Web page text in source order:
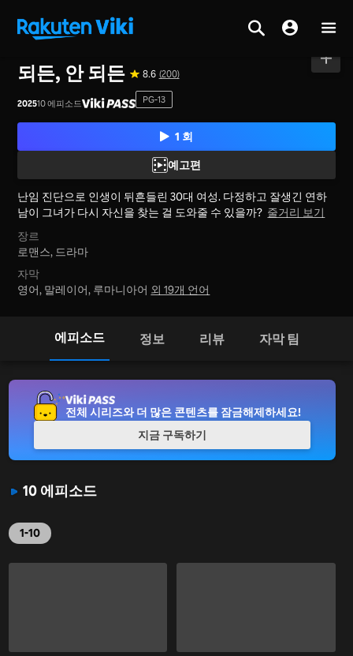
되든, 안 되든 8.6 (200)
202510 에피소드 PG-13
1 회
예고편
난임 진단으로 인생이 뒤흔들린 30대 여성. 다정하고 잘생긴 연하
남이 그녀가 다시 자신을 찾는 걸 도와줄 수 있을까? 줄거리 보기
장르
로맨스, 드라마
자막
영어, 말레이어, 루마니아어 외 19개 언어
에피소드 정보 리뷰 자막 팀
10 에피소드
1-10
전체 시리즈와 더 많은 콘텐츠를 잠금해제하세요!
지금 구독하기